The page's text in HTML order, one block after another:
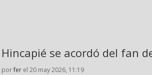
Hincapié se acordó del fan
porfer el 20 may 2026, 11:19